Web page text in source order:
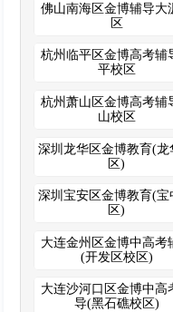
佛山南海区金博辅导大
区
杭州临平区金博高考辅
平校区
杭州萧山区金博高考辅
山校区
深圳龙华区金博教育(龙
区)
深圳宝安区金博教育(宝
区)
大连金州区金博中高考
(开发区校区)
大连沙河口区金博中高
导(黑石礁校区)